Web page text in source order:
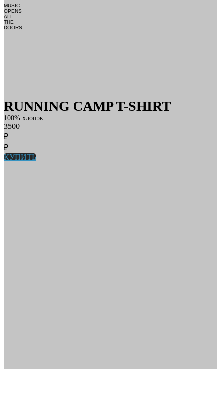
MUSIC
OPENS
ALL
THE
DOORS
RUNNING CAMP T-SHIRT
100% хлопок
3500
₽
₽
КУПИТЬ